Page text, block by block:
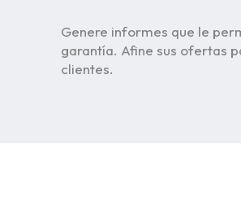
Genere informes que le
garantía. Afine sus ofertas
clientes.